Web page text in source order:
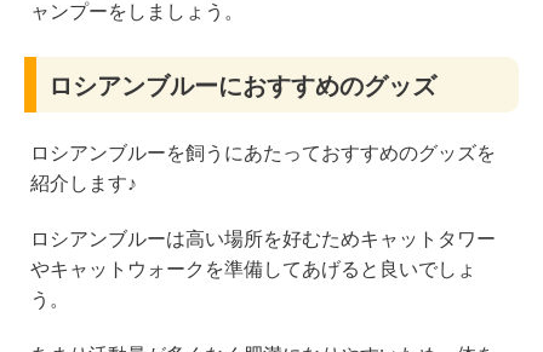
ャンプーをしましょう。
ロシアンブルーにおすすめのグッズ
ロシアンブルーを飼うにあたっておすすめのグッズを
紹介します♪
ロシアンブルーは高い場所を好むためキャットタワー
やキャットウォークを準備してあげると良いでしょ
う。